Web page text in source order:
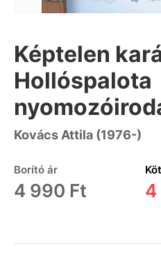
Képtelen
Hollóspalota
Kovács Attila (1976-)
Borító ár
4 990 Ft 4